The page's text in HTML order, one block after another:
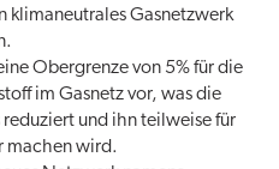
klimaneutrales Gasnetzwerk
Obergrenze von 5% für die
im Gasnetz vor, was die
und ihn teilweise für
machen wird.